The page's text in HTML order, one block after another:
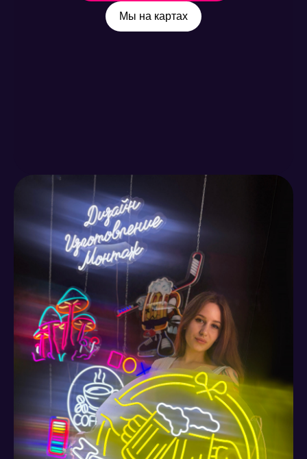
Мы на картах